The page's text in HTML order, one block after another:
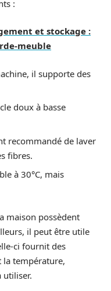
:
et stockage :
meuble
il supporte des
doux à basse
recommandé de laver
fibres.
à 30°C, mais
maison possèdent
il peut être utile
ci fournit des
la température,
utiliser.